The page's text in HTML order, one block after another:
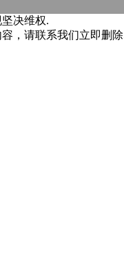
决维权.
，请联系我们立即删